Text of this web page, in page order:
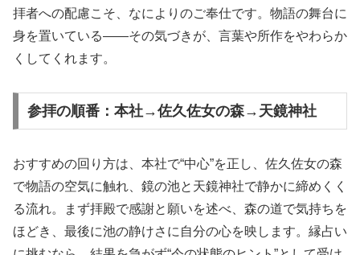
拝者への配慮こそ、なによりのご奉仕です。物語の舞台に
身を置いている――その気づきが、言葉や所作をやわらか
くしてくれます。
参拝の順番：本社→佐久佐女の森→天鏡神社
おすすめの回り方は、本社で“中心”を正し、佐久佐女の森
で物語の空気に触れ、鏡の池と天鏡神社で静かに締めくく
る流れ。まず拝殿で感謝と願いを述べ、森の道で気持ちを
ほどき、最後に池の静けさに自分の心を映します。縁占い